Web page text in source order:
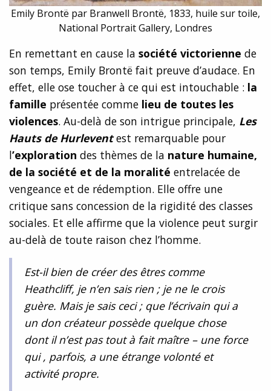
Emily Brontë par Branwell Brontë, 1833, huile sur toile,
National Portrait Gallery, Londres
En remettant en cause la société victorienne de
son temps, Emily Brontë fait preuve d’audace. En
effet, elle ose toucher à ce qui est intouchable : la
famille présentée comme lieu de toutes les
violences. Au-delà de son intrigue principale, Les
Hauts de Hurleventest remarquable pour
l’exploration des thèmes de la nature humaine,
de la société et de la moralité entrelacée de
vengeance et de rédemption. Elle offre une
critique sans concession de la rigidité des classes
sociales. Et elle affirme que la violence peut surgir
au-delà de toute raison chez l’homme.
Est-il bien de créer des êtres comme
Heathcliff, je n’en sais rien ; je ne le crois
guère. Mais je sais ceci ; que l’écrivain qui a
un don créateur possède quelque chose
dont il n’est pas tout à fait maître – une force
qui , parfois, a une étrange volonté et
activité propre.